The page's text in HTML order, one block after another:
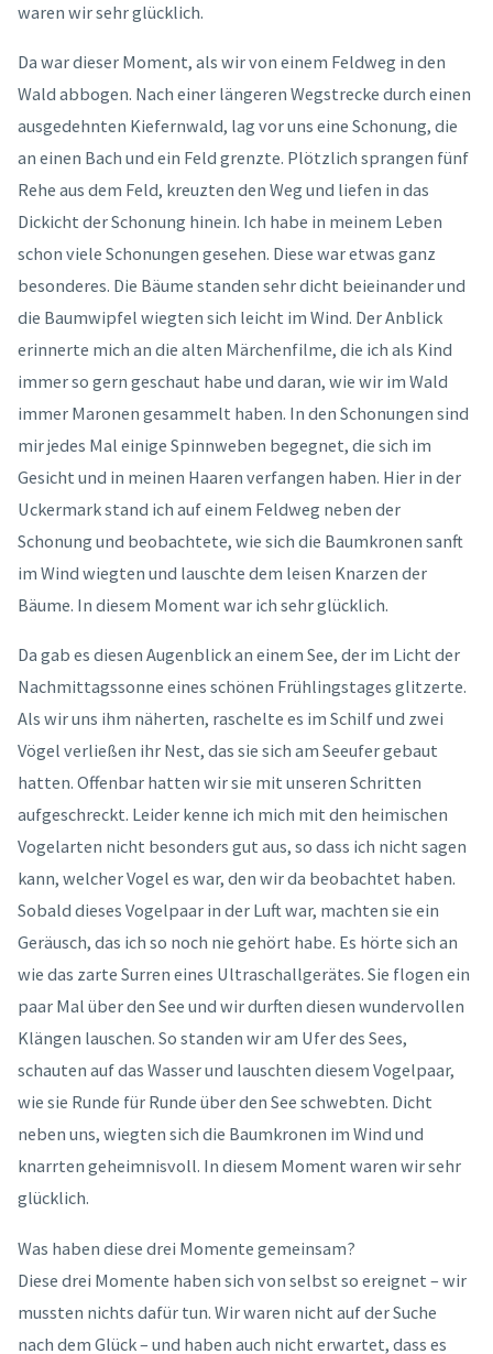
waren wir sehr glücklich.
Da war dieser Moment, als wir von einem Feldweg in den
Wald abbogen. Nach einer längeren Wegstrecke durch einen
ausgedehnten Kiefernwald, lag vor uns eine Schonung, die
an einen Bach und ein Feld grenzte. Plötzlich sprangen fünf
Rehe aus dem Feld, kreuzten den Weg und liefen in das
Dickicht der Schonung hinein. Ich habe in meinem Leben
schon viele Schonungen gesehen. Diese war etwas ganz
besonderes. Die Bäume standen sehr dicht beieinander und
die Baumwipfel wiegten sich leicht im Wind. Der Anblick
erinnerte mich an die alten Märchenfilme, die ich als Kind
immer so gern geschaut habe und daran, wie wir im Wald
immer Maronen gesammelt haben. In den Schonungen sind
mir jedes Mal einige Spinnweben begegnet, die sich im
Gesicht und in meinen Haaren verfangen haben. Hier in der
Uckermark stand ich auf einem Feldweg neben der
Schonung und beobachtete, wie sich die Baumkronen sanft
im Wind wiegten und lauschte dem leisen Knarzen der
Bäume. In diesem Moment war ich sehr glücklich.
Da gab es diesen Augenblick an einem See, der im Licht der
Nachmittagssonne eines schönen Frühlingstages glitzerte.
Als wir uns ihm näherten, raschelte es im Schilf und zwei
Vögel verließen ihr Nest, das sie sich am Seeufer gebaut
hatten. Offenbar hatten wir sie mit unseren Schritten
aufgeschreckt. Leider kenne ich mich mit den heimischen
Vogelarten nicht besonders gut aus, so dass ich nicht sagen
kann, welcher Vogel es war, den wir da beobachtet haben.
Sobald dieses Vogelpaar in der Luft war, machten sie ein
Geräusch, das ich so noch nie gehört habe. Es hörte sich an
wie das zarte Surren eines Ultraschallgerätes. Sie flogen ein
paar Mal über den See und wir durften diesen wundervollen
Klängen lauschen. So standen wir am Ufer des Sees,
schauten auf das Wasser und lauschten diesem Vogelpaar,
wie sie Runde für Runde über den See schwebten. Dicht
neben uns, wiegten sich die Baumkronen im Wind und
knarrten geheimnisvoll. In diesem Moment waren wir sehr
glücklich.
Was haben diese drei Momente gemeinsam?
Diese drei Momente haben sich von selbst so ereignet – wir
mussten nichts dafür tun. Wir waren nicht auf der Suche
nach dem Glück – und haben auch nicht erwartet, dass es